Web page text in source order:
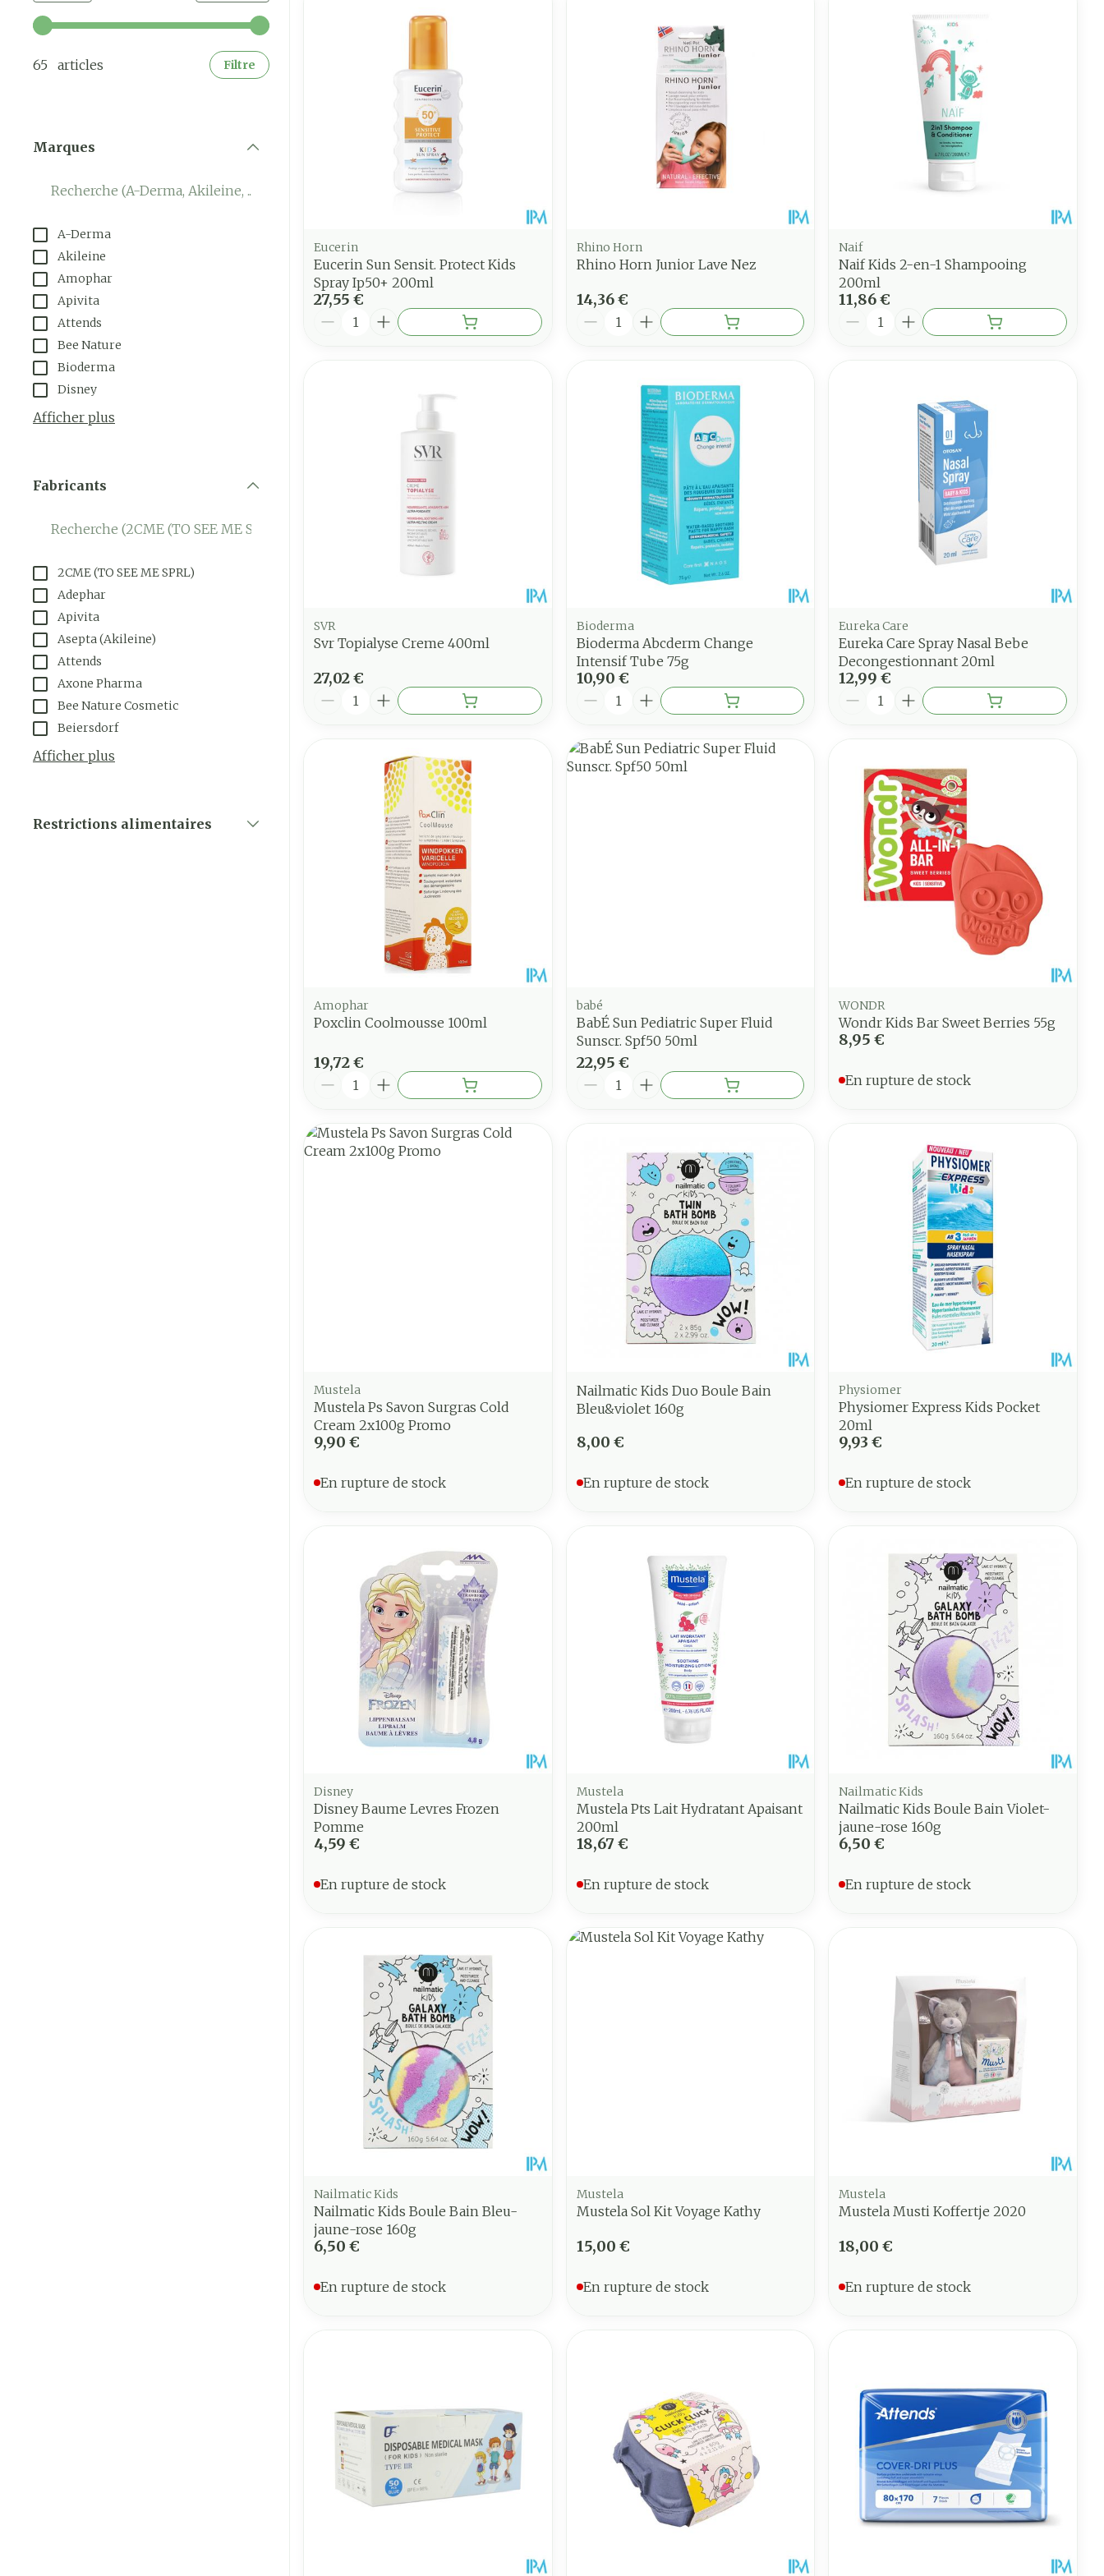
Utilisez les touches fléchées gauche et droite pour ajuster les valeurs minimales et maximales du prix.
65 articles Filtre
Marques
A-Derma
Akileine
Amophar
Apivita
Attends
Bee Nature
Bioderma
Disney
Afficher plus
Fabricants
2CME (TO SEE ME SPRL)
Adephar
Apivita
Asepta (Akileine)
Attends
Axone Pharma
Bee Nature Cosmetic
Beiersdorf
Afficher plus
Restrictions alimentaires
Eucerin
Eucerin Sun Sensit. Protect Kids
Spray Ip50+ 200ml
27,55 €
Quantité
Rhino Horn
Rhino Horn Junior Lave Nez
14,36 €
Quantité
Naif
Naif Kids 2-en-1 Shampooing
200ml
11,86 €
Quantité
SVR
Svr Topialyse Creme 400ml
27,02 €
Quantité
Bioderma
Bioderma Abcderm Change
Intensif Tube 75g
10,90 €
Quantité
Eureka Care
Eureka Care Spray Nasal Bebe
Decongestionnant 20ml
12,99 €
Quantité
Amophar
Poxclin Coolmousse 100ml
19,72 €
Quantité
babé
BabÉ Sun Pediatric Super Fluid
Sunscr. Spf50 50ml
22,95 €
Quantité
WONDR
Wondr Kids Bar Sweet Berries 55g
8,95 €
En rupture de stock
Mustela
Mustela Ps Savon Surgras Cold
Cream 2x100g Promo
9,90 €
En rupture de stock
Nailmatic Kids Duo Boule Bain
Bleu&violet 160g
8,00 €
En rupture de stock
Physiomer
Physiomer Express Kids Pocket
20ml
9,93 €
En rupture de stock
Disney
Disney Baume Levres Frozen
Pomme
4,59 €
En rupture de stock
Mustela
Mustela Pts Lait Hydratant Apaisant
200ml
18,67 €
En rupture de stock
Nailmatic Kids
Nailmatic Kids Boule Bain Violet-
jaune-rose 160g
6,50 €
En rupture de stock
Nailmatic Kids
Nailmatic Kids Boule Bain Bleu-
jaune-rose 160g
6,50 €
En rupture de stock
Mustela
Mustela Sol Kit Voyage Kathy
15,00 €
En rupture de stock
Mustela
Mustela Musti Koffertje 2020
18,00 €
En rupture de stock